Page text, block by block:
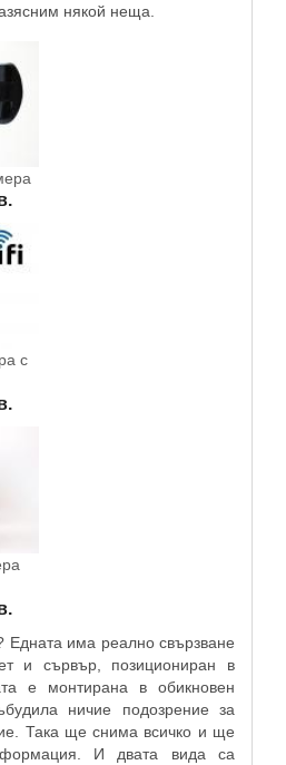
някой неща.
с
Едната има реално свързване
и сървър, позициониран в
е монтирана в обикновен
ничие подозрение за
Така ще снима всичко и ще
И двата вида са